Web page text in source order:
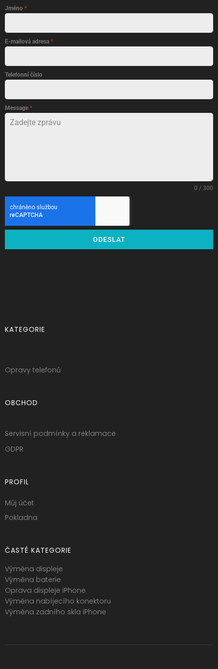
Jméno *
E-mailová adresa *
Telefonní číslo
Message *
0 / 300
ODESLAT
KATEGORIE
Opravy telefonů
OBCHOD
Servisní podmínky a reklamace
GDPR
PROFIL
Můj účet
Pokladna
ČASTÉ KATEGORIE
Výměna displeje
Výměna baterie
Oprava displeje iPhone
Výměna nabíjecího konektoru
Výměna zadního skla iPhone